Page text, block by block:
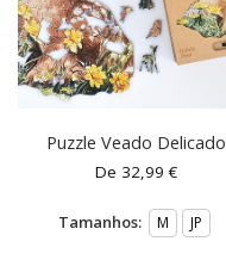
Puzzle Veado Delicado
De 32,99€
Tamanhos: M JP